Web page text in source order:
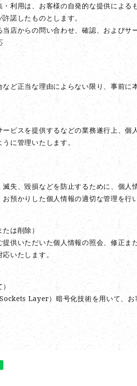
利用は、お客様の自発的な提供によ
諾したものとします。
当店からの問い合わせ、確認、およびサ
ど正当な理由によらない限り、事前
ビスを提供するなどの業務遂行上、
に管理いたします。
失、毀損などを防止するために、個
預かりした個人情報の適切な管理を行
たは削除）
供いただいた個人情報の照会、修正
いたします。
Layer）暗号化技術を用いて、お